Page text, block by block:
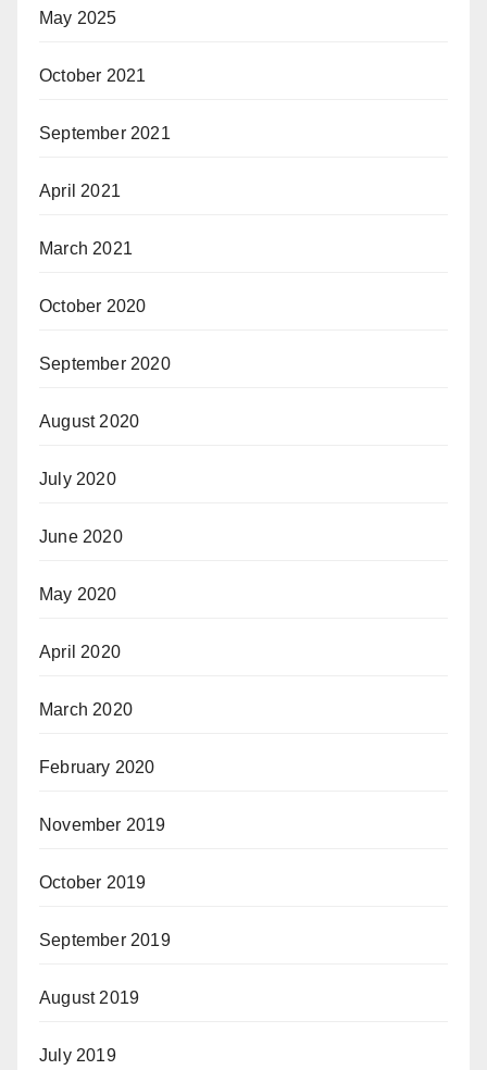
May 2025
October 2021
September 2021
April 2021
March 2021
October 2020
September 2020
August 2020
July 2020
June 2020
May 2020
April 2020
March 2020
February 2020
November 2019
October 2019
September 2019
August 2019
July 2019